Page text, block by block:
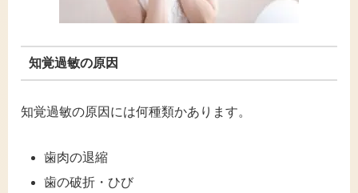
知覚過敏の原因
知覚過敏の原因には何種類かあります。
歯肉の退縮
歯の破折・ひび